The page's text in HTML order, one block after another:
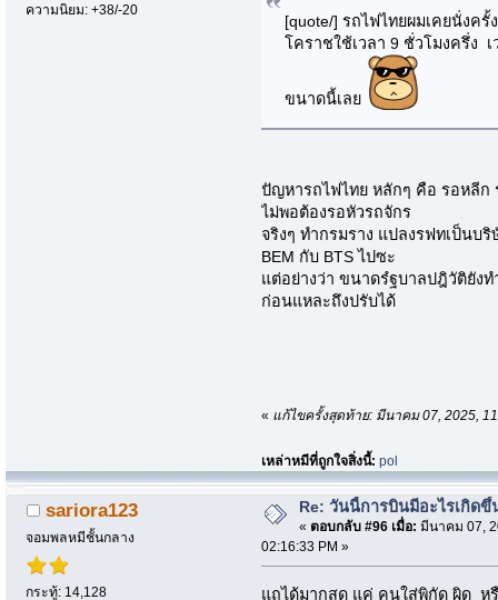
ความนิยม: +38/-20
[quote/] รถไฟไทยผมเคยนั่งค
โคราชใช้เวลา 9 ชั่วโมงครึ่ง
ขนาดนี้เลย
ปัญหารถไฟไทย หลักๆ คือ รอหลีก
ไม่พอต้องรอหัวรถจักร
จริงๆ ทำกรมราง แปลงรฟทเป็นบ
BEM กับ BTS ไปซะ
แต่อย่างว่า ขนาดรํฐบาลปฎิวัติยัง
ก่อนแหละถึงปรับได้
« แก้ไขครั้งสุดท้าย: มีนาคม 07, 2025,
เหล่าหมีที่ถูกใจสิ่งนี้:pol
sariora123
จอมพลหมีชั้นกลาง
กระทู้: 14,128
Re: วันนี้การบินมีอะไรเกิดขึ้
« ตอบกลับ #96 เมื่อ: มีนาคม 07,
02:16:33 PM »
แถได้มากสุด แค่ คนใส่พิกัด ผิด ห